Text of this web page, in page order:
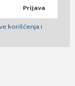
Prijava
korišćenja i